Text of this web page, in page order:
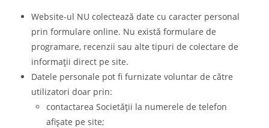
Website-ul NU colectează date cu caracter personal
prin formulare online. Nu există formulare de
programare, recenzii sau alte tipuri de colectare de
informații direct pe site.
Datele personale pot fi furnizate voluntar de către
utilizatori doar prin:
contactarea Societății la numerele de telefon
afișate pe site;